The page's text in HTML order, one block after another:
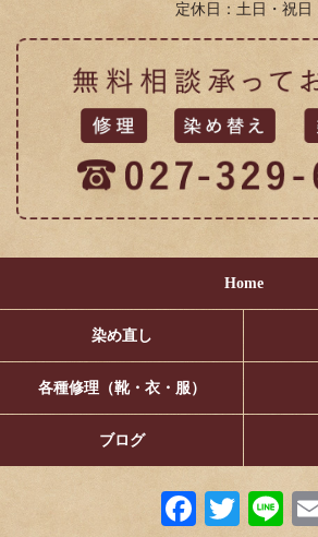
2018年1月 (4)
定休日：土日・祝日
Home
染め直し
各種修理（靴・衣・服）
ブログ
Fa T
Li